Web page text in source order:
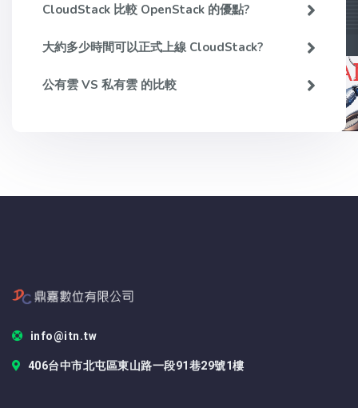
CloudStack 比較 OpenStack 的優點?
大約多少時間可以正式上線 CloudStack?
公有雲 VS 私有雲 的比較
info@itn.tw
406台中市北屯區東山路一段91巷29號1樓